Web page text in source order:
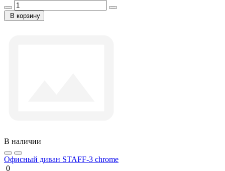
В корзину
В наличии
Офисный диван STAFF-3 chrome
0